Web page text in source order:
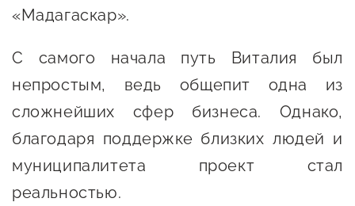
Центры поддержки
Центр информационно-
консультационного
сопровождения
О центре
Поддержка центра
Онлайн-витрина
Центр образовательных
программ и молодежного
предпринимательства
«Мадагаскар».
С самого начала путь Виталия был
непростым, ведь общепит одна из
сложнейших сфер бизнеса. Однако,
благодаря поддержке близких людей и
муниципалитета проект стал
реальностью.